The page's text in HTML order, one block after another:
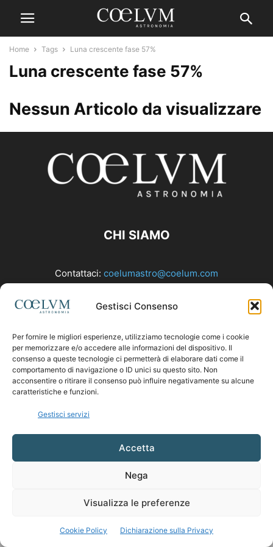
Gestisci Consenso
Per fornire le migliori esperienze, utilizziamo tecnologie come i cookie
per memorizzare e/o accedere alle informazioni del dispositivo. Il
consenso a queste tecnologie ci permetterà di elaborare dati come il
comportamento di navigazione o ID unici su questo sito. Non
acconsentire o ritirare il consenso può influire negativamente su alcune
caratteristiche e funzioni.
Gestisci servizi
Accetta
Nega
Visualizza le preferenze
Cookie Policy Dichiarazione sulla Privacy
Home Tags Luna crescente fase 57%
Luna crescente fase 57%
Nessun Articolo da visualizzare
CHI SIAMO
Contattaci: coelumastro@coelum.com
SEGUICI